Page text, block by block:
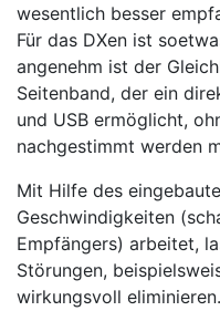
wesentlich besser
Für das DXen ist
angenehm ist der
Seitenband, der ein
und USB ermöglicht,
nachgestimmt werden
Mit Hilfe des
Geschwindigkeiten
Empfängers) arbeitet,
Störungen,
wirkungsvoll